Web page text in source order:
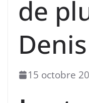
de
Denis
15 octobre